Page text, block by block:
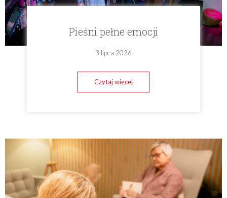
Pieśni pełne emocji
3 lipca 2026
Czytaj więcej